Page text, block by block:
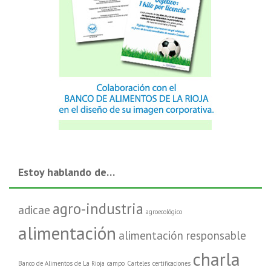
Estoy hablando de…
adicae agro-industria agroecológico
alimentación alimentación responsable
Banco de Alimentos de La Rioja campo Carteles certificaciones charla